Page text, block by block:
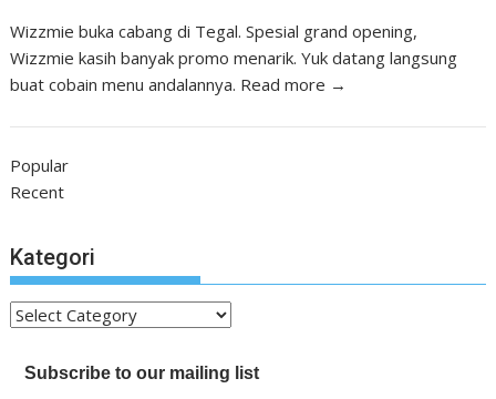
Wizzmie buka cabang di Tegal. Spesial grand opening,
Wizzmie kasih banyak promo menarik. Yuk datang langsung
buat cobain menu andalannya. Read more →
Popular
Recent
Kategori
Kategori
Subscribe to our mailing list